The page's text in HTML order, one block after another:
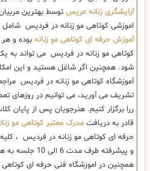
آرایشگری زنانه عریس توسط بهترین
اموزشی کوتاهی مو زنانه در فردیس
آموزش حرفه ای کوتاهی مو زنانه بوده و
کوتاهی مو زنانه در فردیس می تواند به
شود. همچنین اگر شاغل هستید و این
آموزشگاه کوتاهی مو زنانه در فردیس
تشریف می آورید، می توانیم در روزهای
ررا برگزار کنیم. هنرجویان پس از پایان
قادر به دریافت مدرک معتبر کوتاهی مو
حرفه ای کوتاهی مو زنانه در فردیس ،
و پیشرفته ظرف
همچنین در اموزشگاه فنی حرفه ای